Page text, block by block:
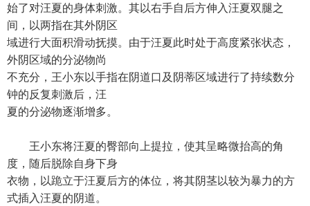
始了对汪夏的身体刺激。其以右手自后方伸入汪夏双腿之
间，以两指在其外阴区
域进行大面积滑动抚摸。由于汪夏此时处于高度紧张状态，
外阴区域的分泌物尚
不充分，王小东以手指在阴道口及阴蒂区域进行了持续数分
钟的反复刺激后，汪
夏的分泌物逐渐增多。
王小东将汪夏的臀部向上提拉，使其呈略微抬高的角
度，随后脱除自身下身
衣物，以跪立于汪夏后方的体位，将其阴茎以较为暴力的方
式插入汪夏的阴道。